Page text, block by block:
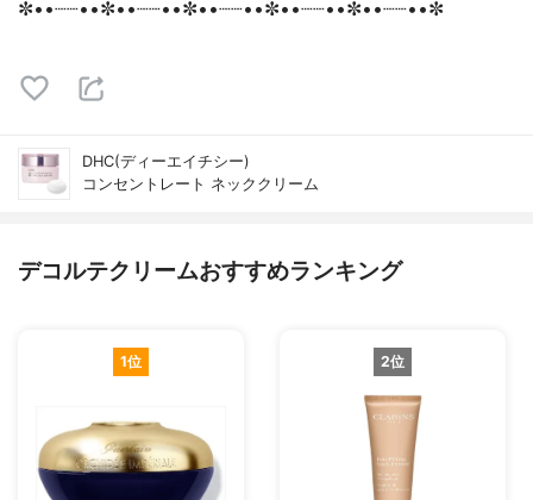
✼••┈┈••✼••┈┈••✼••┈┈••✼••┈┈••✼••┈┈••✼
DHC(ディーエイチシー)
コンセントレート ネッククリーム
デコルテクリームおすすめランキング
1位 2位